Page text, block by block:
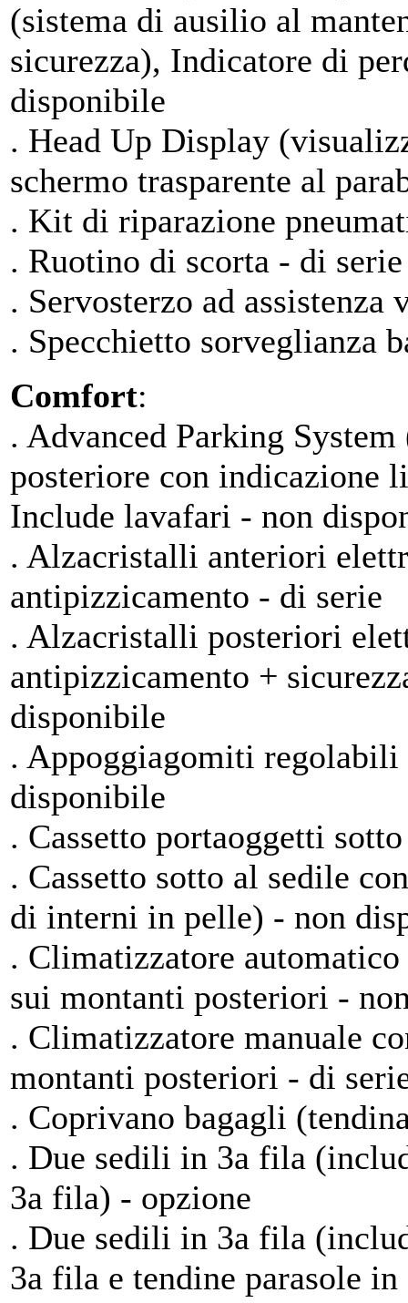
(sistema di ausilio al
sicurezza), Indicatore di
disponibile
. Head Up Display
schermo trasparente al
. Kit di riparazione
. Ruotino di scorta - di serie
. Servosterzo ad
. Specchietto sorveglianza
Comfort:
. Advanced Parking
posteriore con indicazione
Include lavafari - non
. Alzacristalli anteriori
antipizzicamento - di serie
. Alzacristalli posteriori
antipizzicamento +
disponibile
. Appoggiagomiti
disponibile
. Cassetto portaoggetti
. Cassetto sotto al sedile
di interni in pelle) - non
. Climatizzatore
sui montanti posteriori -
. Climatizzatore manuale
montanti posteriori - di
. Coprivano bagagli
. Due sedili in 3a fila
3a fila) - opzione
. Due sedili in 3a fila
3a fila e tendine parasole